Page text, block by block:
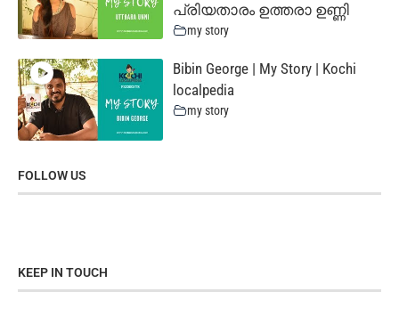
പ്രിയതാരം ഉത്തരാ ഉണ്ണി
my story
Bibin George | My Story | Kochi
localpedia
my story
FOLLOW US
KEEP IN TOUCH